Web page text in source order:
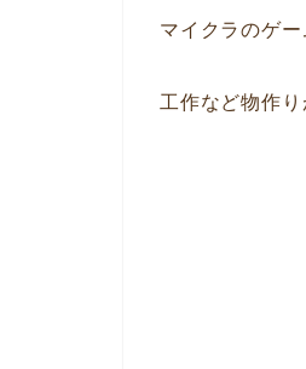
マイクラのゲー
工作など物作